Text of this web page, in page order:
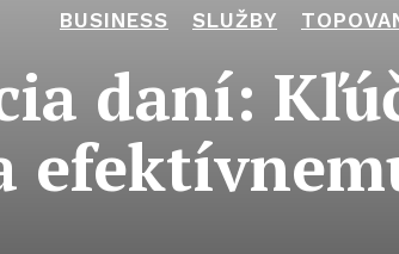
BUSINESS SLUŽBY
daní: